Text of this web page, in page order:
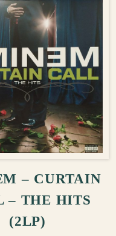
ᲓᲐᲛᲐᲢᲔᲑᲐ
– CURTAIN
– THE HITS
(2LP)